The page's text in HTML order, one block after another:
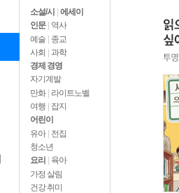
소설/시
에세이
인문
역사
예술 | 종교
사회 | 과학
경제 경영
자기계발
만화 | 라이트노벨
여행
잡지
어린이
유아 | 전집
청소년
요리
육아
가정 살림
건강 취미